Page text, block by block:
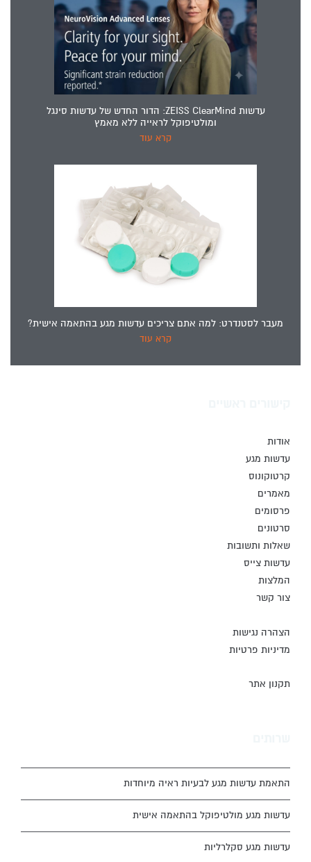
עדשות ZEISS ClearMind: הדור החדש של עדשות סינגל
ומולטיפוקל לראייה ללא מאמץ
קרא עוד
מעבר לסטנדרט: למה אתם צריכים עדשות מגע בהתאמה אישית?
קרא עוד
אודות
עדשות מגע
קרטוקונוס
מאמרים
פרסומים
סרטונים
שאלות ותשובות
עדשות צייס
המלצות
צור קשר
הצהרה נגישות
מדיניות פרטיות
תקנון אתר
התאמת עדשות מגע לבעיות ראיה מיוחדות
עדשות מגע מולטיפוקל בהתאמה אישית
עדשות מגע סקלרליות